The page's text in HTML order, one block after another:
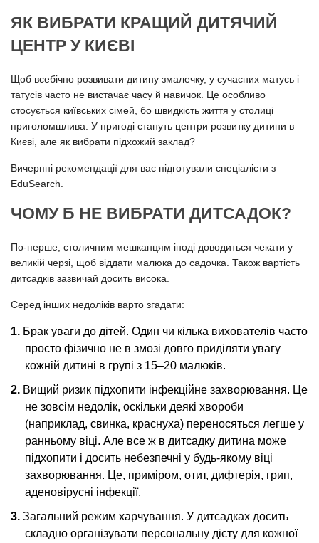
ЯК ВИБРАТИ КРАЩИЙ ДИТЯЧИЙ
ЦЕНТР У КИЄВІ
Щоб всебічно розвивати дитину змалечку, у сучасних матусь і
татусів часто не вистачає часу й навичок. Це особливо
стосується київських сімей, бо швидкість життя у столиці
приголомшлива. У пригоді стануть центри розвитку дитини в
Києві, але як вибрати підхожий заклад?
Вичерпні рекомендації для вас підготували спеціалісти з
EduSearch.
ЧОМУ Б НЕ ВИБРАТИ ДИТСАДОК?
По-перше, столичним мешканцям іноді доводиться чекати у
великій черзі, щоб віддати малюка до садочка. Також вартість
дитсадків зазвичай досить висока.
Серед інших недоліків варто згадати:
Брак уваги до дітей. Один чи кілька вихователів часто
просто фізично не в змозі довго приділяти увагу
кожній дитині в групі з 15–20 малюків.
Вищий ризик підхопити інфекційне захворювання. Це
не зовсім недолік, оскільки деякі хвороби
(наприклад, свинка, краснуха) переносяться легше у
ранньому віці. Але все ж в дитсадку дитина може
підхопити і досить небезпечні у будь-якому віці
захворювання. Це, приміром, отит, дифтерія, грип,
аденовірусні інфекції.
Загальний режим харчування. У дитсадках досить
складно організувати персональну дієту для кожної